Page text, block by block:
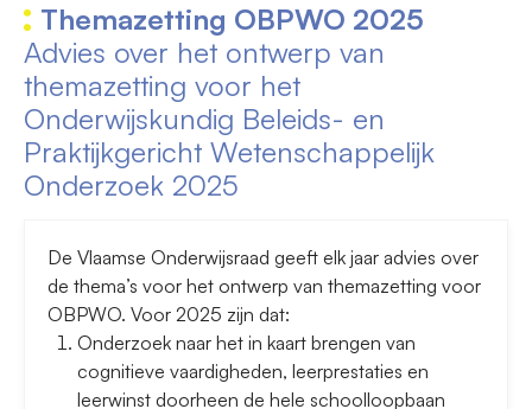
Themazetting OBPWO 2025
Advies over het ontwerp van
themazetting voor het
Onderwijskundig Beleids- en
Praktijkgericht Wetenschappelijk
Onderzoek 2025
De Vlaamse Onderwijsraad geeft elk jaar advies over
de thema’s voor het ontwerp van themazetting voor
OBPWO. Voor 2025 zijn dat:
Onderzoek naar het in kaart brengen van
cognitieve vaardigheden, leerprestaties en
leerwinst doorheen de hele schoolloopbaan